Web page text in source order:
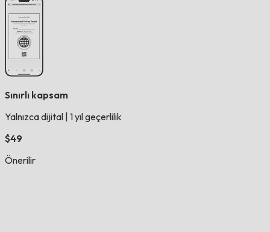
Sınırlı kapsam
Yalnızca dijital 1 yıl geçerlilik
$49
Önerilir